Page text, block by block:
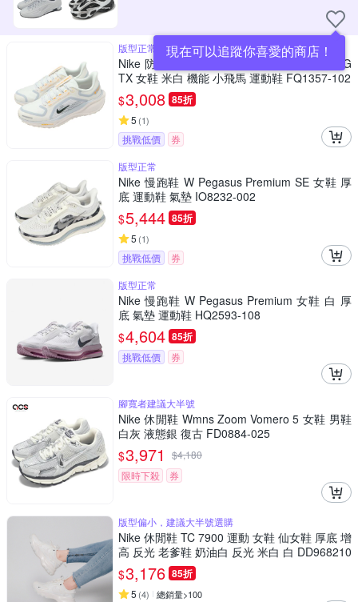
現在可以追蹤你喜愛的商店！
版型正常
Nike 防水慢跑鞋 Wmns Air ZM Pegasus 41 G
TX 女鞋 米白 機能 小飛馬 運動鞋 FQ1357-102
$3,008 85折
5 (1)
挑戰低價
券
版型正常
Nike 慢跑鞋 W Pegasus Premium SE 女鞋 厚
底 運動鞋 氣墊 IO8232-002
$5,444 85折
5 (1)
挑戰低價
券
版型正常
Nike 慢跑鞋 W Pegasus Premium 女鞋 白 厚
底 氣墊 運動鞋 HQ2593-108
$4,604 85折
挑戰低價 券
腳寬者建議大半號
Nike 休閒鞋 Wmns Zoom Vomero 5 女鞋 男鞋
白灰 液態銀 復古 FD0884-025
$3,971 $4,180
限時下殺
券
版型偏小，建議大半號選購
Nike 休閒鞋 TC 7900 運動 女鞋 仙女鞋 厚底 增
高 反光 老爹鞋 奶油白 反光 米白 白 DD968210
0
$3,176 85折
5 (4) 總銷量>100